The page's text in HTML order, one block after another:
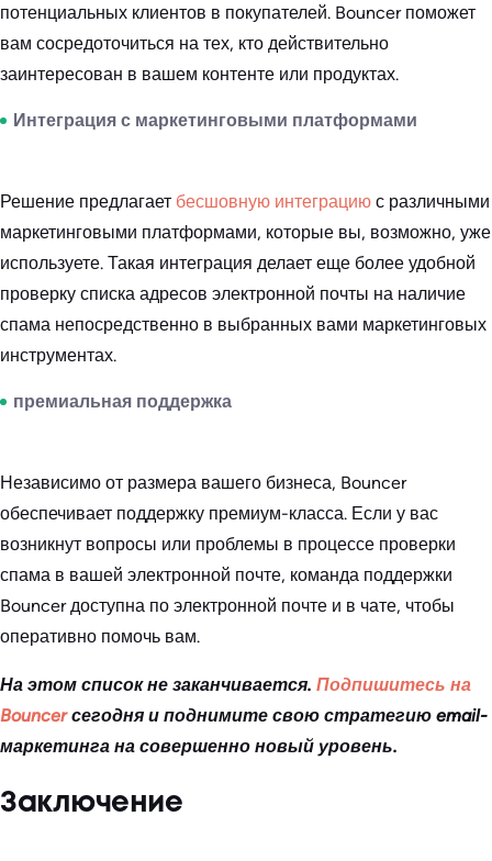
потенциальных клиентов в покупателей. Bouncer поможет
вам сосредоточиться на тех, кто действительно
заинтересован в вашем контенте или продуктах.
Интеграция с маркетинговыми платформами
Решение предлагает бесшовную интеграцию с различными
маркетинговыми платформами, которые вы, возможно, уже
используете. Такая интеграция делает еще более удобной
проверку списка адресов электронной почты на наличие
спама непосредственно в выбранных вами маркетинговых
инструментах.
премиальная поддержка
Независимо от размера вашего бизнеса, Bouncer
обеспечивает поддержку премиум-класса. Если у вас
возникнут вопросы или проблемы в процессе проверки
спама в вашей электронной почте, команда поддержки
Bouncer доступна по электронной почте и в чате, чтобы
оперативно помочь вам.
На этом список не заканчивается. Подпишитесь на
Bouncer сегодня и поднимите свою стратегию email-
маркетинга на совершенно новый уровень.
Заключение